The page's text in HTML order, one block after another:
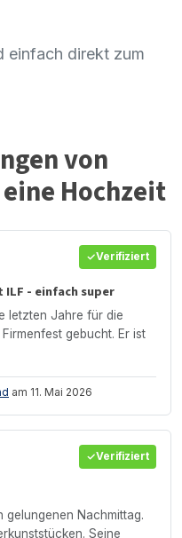
einfach direkt zum
von
Hochzeit
Verifiziert
- einfach super
letzten Jahre für die
gebucht. Er ist
am 11. Mai 2026
Verifiziert
gelungenen Nachmittag.
Seine